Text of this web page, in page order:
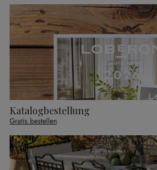
Katalogbestellung
Gratis bestellen